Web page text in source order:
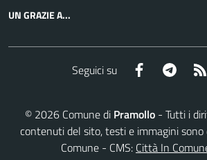
UN GRAZIE A...
Seguici su Facebook
© 2026Comune di Pramollo- Tutti i
contenuti del sito, testi e immagini sono
Comune - CMS: Città In